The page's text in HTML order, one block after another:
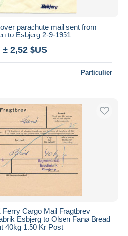
parachute mail sent from
to Esbjerg 2-9-1951
± 2,52 $US
Particulier
Ferry Cargo Mail Fragtbrev
Esbjerg to Olsen Fanø Bread
40kg 1.50 Kr Post